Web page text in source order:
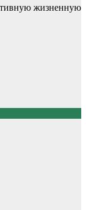
жизненную